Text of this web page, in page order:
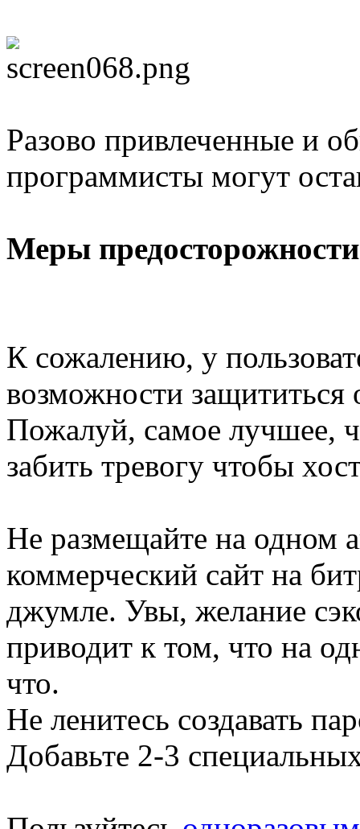
Разово привлеченные и
программисты могут
Меры предосторожности
К сожалению, у
возможности защититься
Пожалуй, самое лучшее,
забить тревогу чтобы
Не размещайте на одном
коммерческий сайт на
джумле. Увы, желание
приводит к том, что на
что.
Не ленитесь создавать
Добавьте 2-3